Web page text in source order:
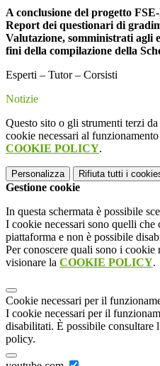
A conclusione del progetto
Report dei questionari di
Valutazione, somministrati agli
fini della compilazione della
Esperti – Tutor – Corsisti
Notizie
Questo sito o gli strumenti terzi
cookie necessari al
COOKIE POLICY.
Personalizza Rifiuta tutti i
Gestione cookie
In questa schermata è possibile
I cookie necessari sono quelli
piattaforma e non è possibile
Per conoscere quali sono i cookie
visionare la COOKIE POLICY.
Cookie necessari per il
I cookie necessari per il
disabilitati. È possibile consultare
policy.